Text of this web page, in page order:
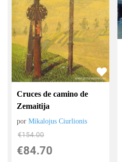
Cruces de camino de
Zemaitija
porMikalojus Ciurlionis
€154.00
€84.70